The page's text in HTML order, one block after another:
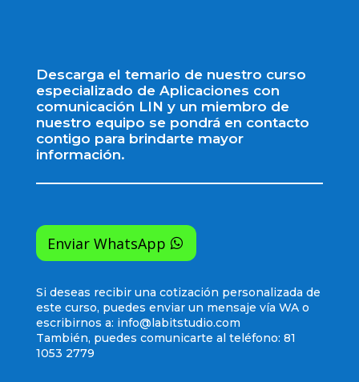
Descarga el temario de nuestro curso
especializado de Aplicaciones con
comunicación LIN y un miembro de
nuestro equipo se pondrá en contacto
contigo para brindarte mayor
información.
Enviar WhatsApp
Si deseas recibir una cotización personalizada de
este curso, puedes enviar un mensaje vía WA o
escribirnos a: info@labitstudio.com
También, puedes comunicarte al teléfono: 81
1053 2779